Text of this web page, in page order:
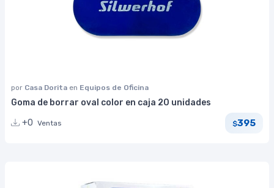
por Casa Dorita en Equipos de Oficina
Goma de borrar oval color en caja 20 unidades
+0 Ventas $395